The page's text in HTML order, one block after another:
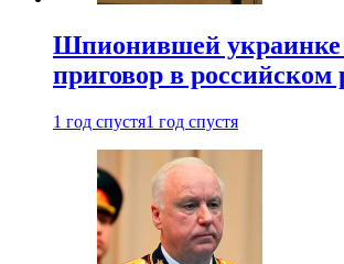
Шпионившей
приговор в российском
1 год спустя1 год спустя